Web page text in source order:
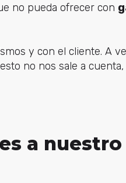
no pueda ofrecer con
y con el cliente. A
no nos sale a
a nuestro